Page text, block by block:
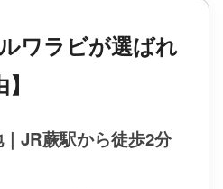
ワラビが選ばれ
JR蕨駅から徒歩2分